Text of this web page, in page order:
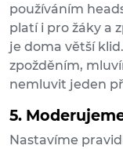
používáním
platí i pro žáky a
je doma větší
zpožděním,
nemluvit jeden
5.
Nastavíme